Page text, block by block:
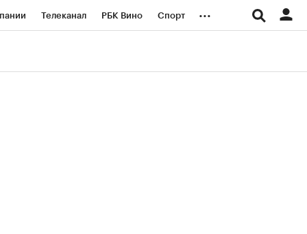
Телеканал РБК Вино Спорт ...